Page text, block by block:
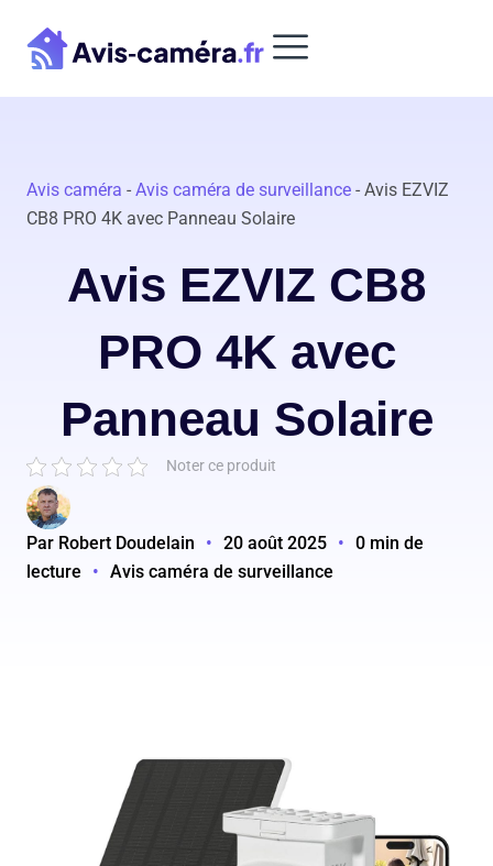
contenu
Avis caméra - Avis caméra de surveillance - Avis EZVIZ
CB8 PRO 4K avec Panneau Solaire
Avis EZVIZ CB8
PRO 4K avec
Panneau Solaire
Noter ce produit
Par Robert Doudelain • 20 août 2025 • 0 min de
lecture
• Avis caméra de surveillance